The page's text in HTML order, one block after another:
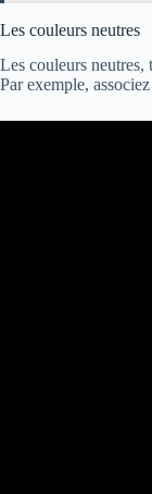
Les couleurs neutres
Les couleurs neutres,
Par exemple,